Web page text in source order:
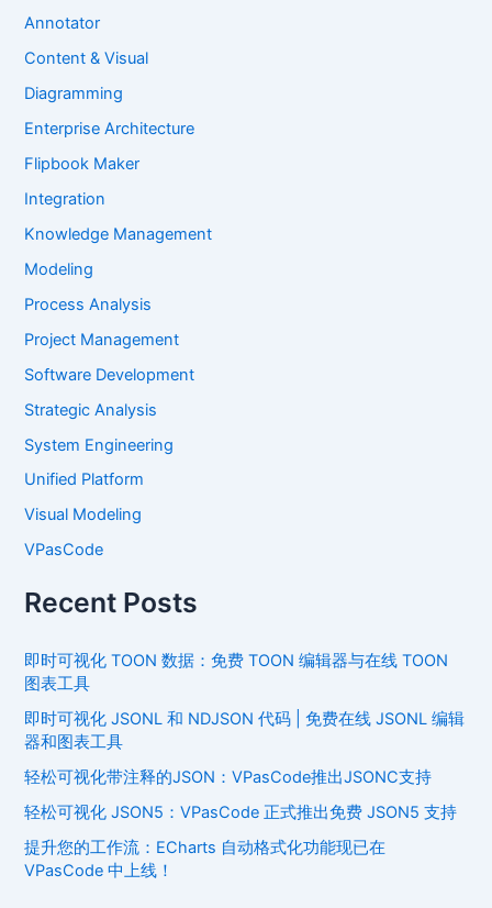
Annotator
Content & Visual
Diagramming
Enterprise Architecture
Flipbook Maker
Integration
Knowledge Management
Modeling
Process Analysis
Project Management
Software Development
Strategic Analysis
System Engineering
Unified Platform
Visual Modeling
VPasCode
Recent Posts
即时可视化 TOON 数据：免费 TOON 编辑器与在线 TOON
图表工具
即时可视化 JSONL 和 NDJSON 代码 | 免费在线 JSONL 编辑
器和图表工具
轻松可视化带注释的JSON：VPasCode推出JSONC支持
轻松可视化 JSON5：VPasCode 正式推出免费 JSON5 支持
提升您的工作流：ECharts 自动格式化功能现已在
VPasCode 中上线！